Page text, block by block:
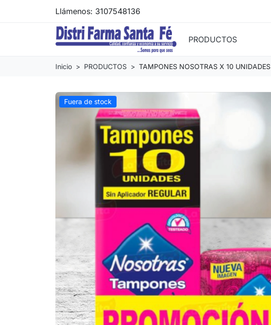
Llámenos: 3107548136
PRODUCTOS
Inicio PRODUCTOS TAMPONES NOSOTRAS X 10 UNIDADES
Fuera de stock